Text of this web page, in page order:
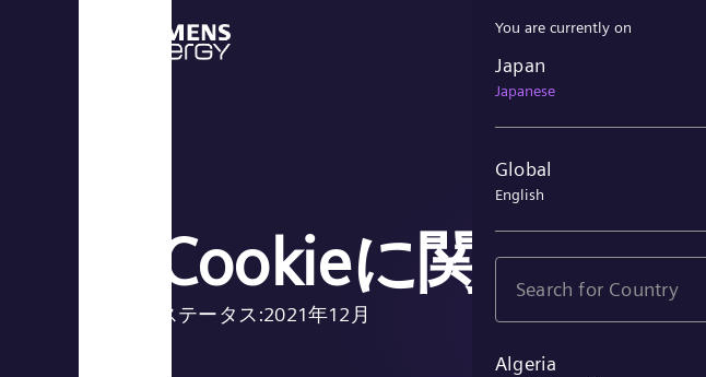
Cookieに関する通
ステータス:2021年12月
You are currently on
Japan
Japanese
Global
English
Algeria